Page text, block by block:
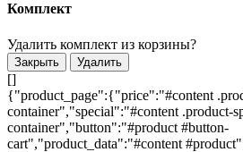
Комплект
Удалить комплект из корзины?
Закрыть Удалить
[]
{"product_page":{"price":"#content
container","special":"#content .product-
container","button":"#product #button-
cart","product_data":"#content